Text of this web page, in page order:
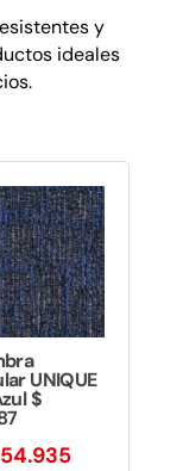
y
ideales
UNIQUE
$